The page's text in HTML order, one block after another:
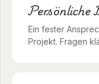
Persönliche
Ein fester
Projekt. Fragen